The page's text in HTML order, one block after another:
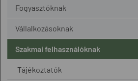
Fogyasztóknak
Vállalkozásoknak
Szakmai felhasználóknak
Tájékoztatók